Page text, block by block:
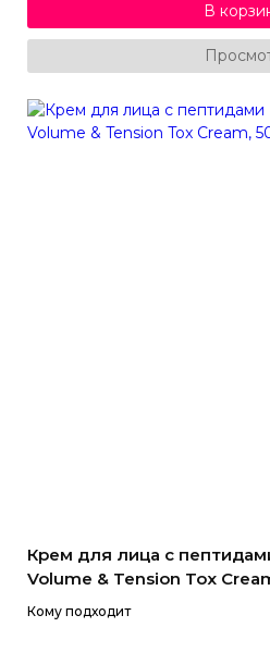
В
Крем для лица с
Volume & Tension Tox
Кому подходит